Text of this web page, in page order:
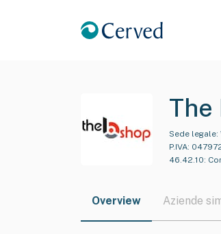
The
Sede legale:
P.IVA:
46.42.10:
Overview Aziende